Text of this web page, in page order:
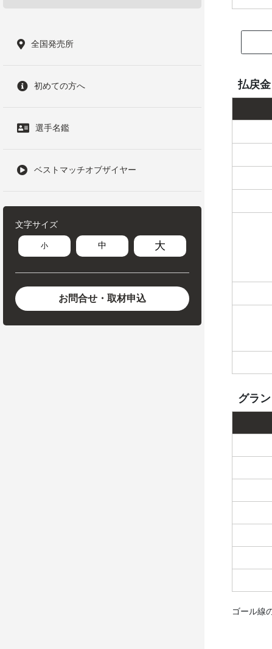
全国発売所
初めての方へ
選手名鑑
ベストマッチオブザイヤー
文字サイズ
小 中 大
お問合せ・取材申込
払戻金
グラ
ゴール線